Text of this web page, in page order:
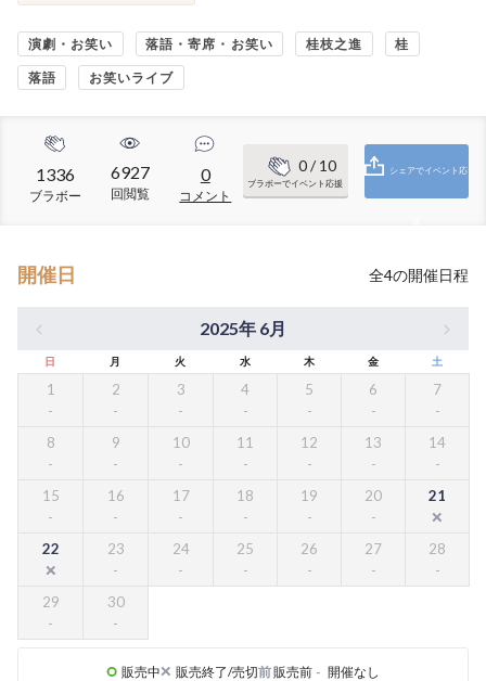
演劇・お笑い 落語・寄席・お笑い 桂枝之進 桂
落語 お笑いライブ
1336
ブラボー
6927
回閲覧
0
コメント
0/ 10
ブラボーでイベント応援
シェアでイベント応
開催日 全4の開催日程
2025年 6月
日 月 火 水 木 金 土
1 2 3 4 5 6 7
8 9 10 11 12 13 14
15 16 17 18 19 20 21
22 23 24 25 26 27 28
29 30
販売中 販売終了/売切前販売前 - 開催なし